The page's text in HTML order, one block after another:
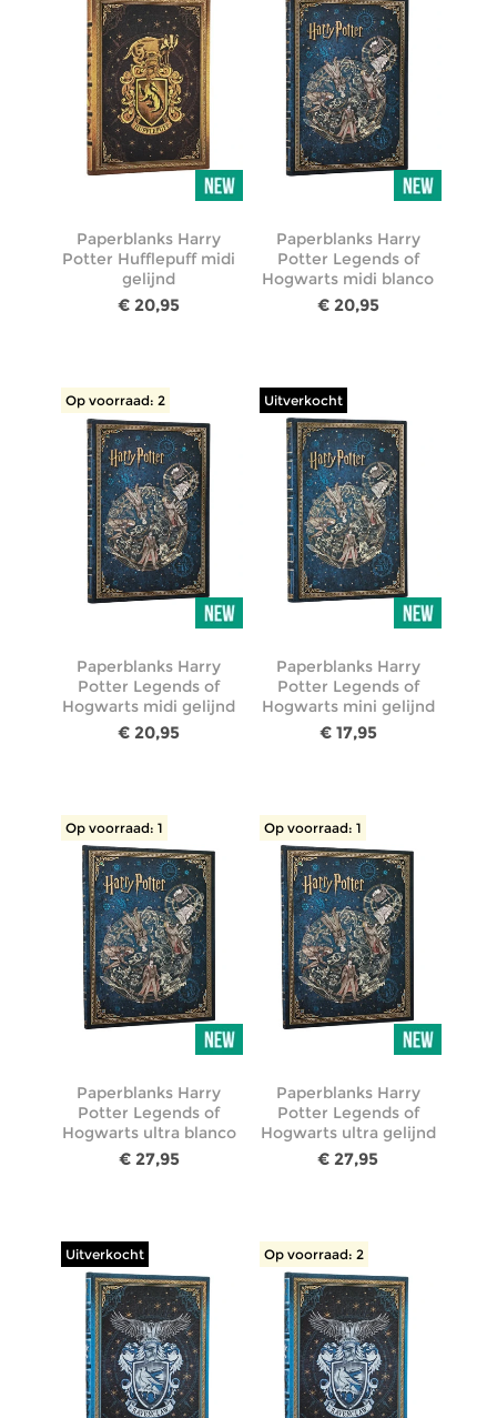
Paperblanks Harry
Potter Hufflepuff midi
gelijnd
€ 20,95
Paperblanks Harry
Potter Legends of
Hogwarts midi blanco
€ 20,95
Op voorraad: 2
Paperblanks Harry
Potter Legends of
Hogwarts midi gelijnd
€ 20,95
Uitverkocht
Paperblanks Harry
Potter Legends of
Hogwarts mini gelijnd
€ 17,95
Op voorraad: 1
Paperblanks Harry
Potter Legends of
Hogwarts ultra blanco
€ 27,95
Op voorraad: 1
Paperblanks Harry
Potter Legends of
Hogwarts ultra gelijnd
€ 27,95
Uitverkocht Op voorraad: 2